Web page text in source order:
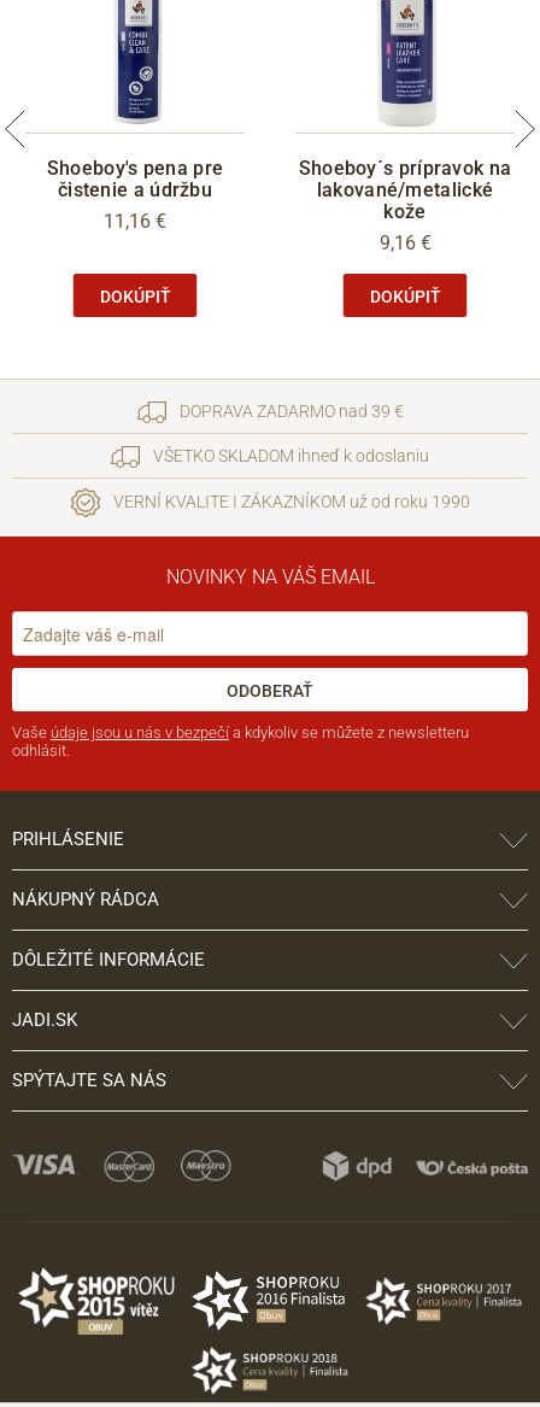
Shoeboy's pena pre
čistenie a údržbu
11,16 €
DOKÚPIŤ
Shoeboy´s prípravok na
lakované/metalické
kože
9,16 €
DOKÚPIŤ
DOPRAVA ZADARMO nad 39 €
VŠETKO SKLADOM ihneď k odoslaniu
VERNÍ KVALITE I ZÁKAZNÍKOM už od roku 1990
NOVINKY NA VÁŠ EMAIL
ODOBERAŤ
Vaše údaje jsou u nás v bezpečí a kdykoliv se můžete z newsletteru
odhlásit.
PRIHLÁSENIE
NÁKUPNÝ RÁDCA
DÔLEŽITÉ INFORMÁCIE
JADI.SK
SPÝTAJTE SA NÁS